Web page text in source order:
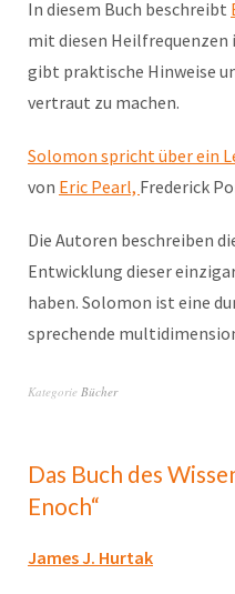
In diesem Buch beschreibt
mit diesen
gibt praktische Hinweise
vertraut zu machen.
Solomon spricht über ein
von Eric Pearl, Frederick
Die Autoren beschreiben
Entwicklung dieser
haben. Solomon ist eine
sprechende
Kategorie Bücher
Das Buch des
Enoch“
James J. Hurtak